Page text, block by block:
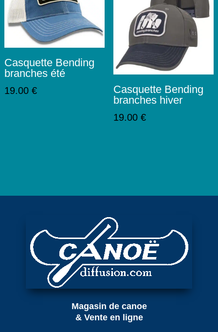
Casquette Bending
branches été
19.00 €
Casquette Bending
branches hiver
19.00 €
Magasin de canoe
& Vente en ligne